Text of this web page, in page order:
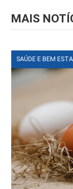
MAIS
SAÚDE E BEM